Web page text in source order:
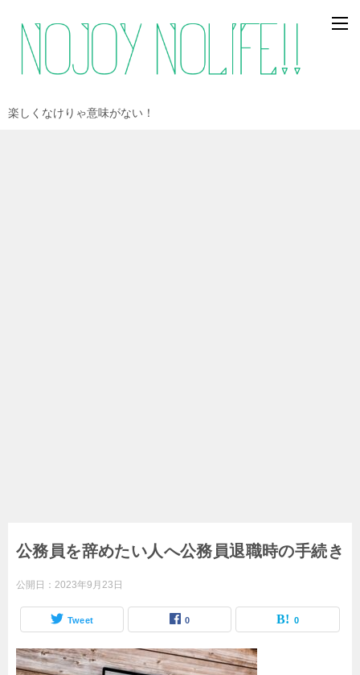
楽しくなけりゃ意味がない！
公務員を辞めたい人へ公務員退職時の手続き
公開日： 2023年9月23日
Tweet 0 0